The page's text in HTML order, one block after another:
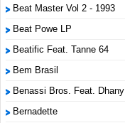
Beat Master Vol 2 - 1993
Beat Powe LP
Beatific Feat. Tanne 64
Bem Brasil
Benassi Bros. Feat. Dhany
Bernadette